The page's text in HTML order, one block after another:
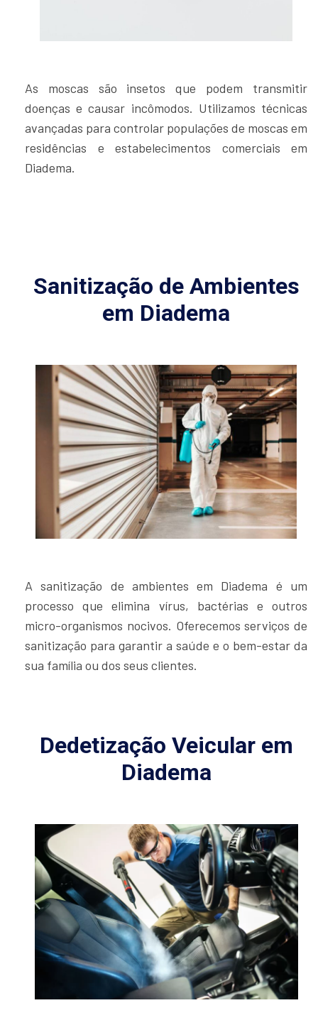
As moscas são insetos que podem transmitir
doenças e causar incômodos. Utilizamos técnicas
avançadas para controlar populações de moscas em
residências e estabelecimentos comerciais em
Diadema.
Sanitização de Ambientes
em Diadema
A sanitização de ambientes em Diadema é um
processo que elimina vírus, bactérias e outros
micro-organismos nocivos. Oferecemos serviços de
sanitização para garantir a saúde e o bem-estar da
sua família ou dos seus clientes.
Dedetização Veicular em
Diadema